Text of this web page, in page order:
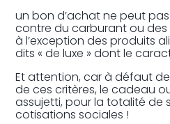
un bon d’achat ne peut
contre du carburant ou des
à l’exception des produits
dits « de luxe » dont le
Et attention, car à défaut
de ces critères, le cadeau
assujetti, pour la totalité de
cotisations sociales !